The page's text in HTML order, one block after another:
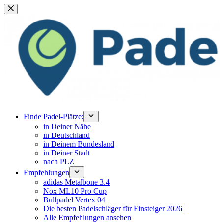
Zum
Inhalt
springen
Finde Padel-Plätze:
in Deiner Nähe
in Deutschland
in Deinem Bundesland
in Deiner Stadt
nach PLZ
Empfehlungen
adidas Metalbone 3.4
Nox ML10 Pro Cup
Bullpadel Vertex 04
Die besten Padelschläger für Einsteiger 2026
Alle Empfehlungen ansehen